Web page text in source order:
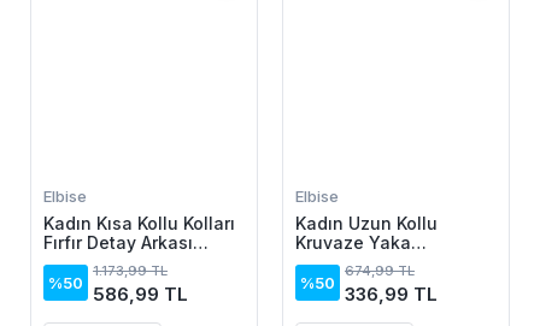
Elbise
Kadın Kısa Kollu Kolları
Fırfır Detay Arkası
Bağlamalı Leopar
Desen Kolsuz Mini
Mikro Elbise
%50
1.173,99 TL
586,99 TL
Elbise
Kadın Uzun Kollu
Kruvaze Yaka
Yanlardan Büzgülü
Kadife Elbise
%50
674,99 TL
336,99 TL